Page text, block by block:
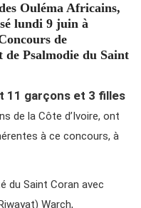
Ouléma Africains,
lundi 9 juin à
de
Psalmodie du Saint
11 garçons et 3 filles
de la Côte d’Ivoire, ont
à ce concours, à
du Saint Coran avec
Warch,